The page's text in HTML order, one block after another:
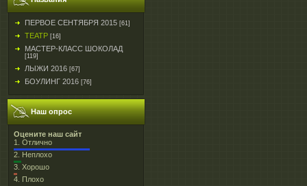
ПЕРВОЕ СЕНТЯБРЯ 2015 [61]
ТЕАТР [16]
МАСТЕР-КЛАСС ШОКОЛАД
[119]
ЛЫЖИ 2016 [67]
БОУЛИНГ 2016 [76]
Наш опрос
Оцените наш сайт
1. Отлично
2. Неплохо
3. Хорошо
4. Плохо